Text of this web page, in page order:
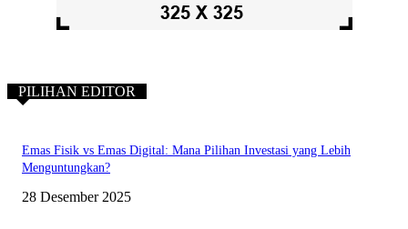
PILIHAN EDITOR
Emas Fisik vs Emas Digital: Mana Pilihan Investasi yang Lebih
Menguntungkan?
28 Desember 2025